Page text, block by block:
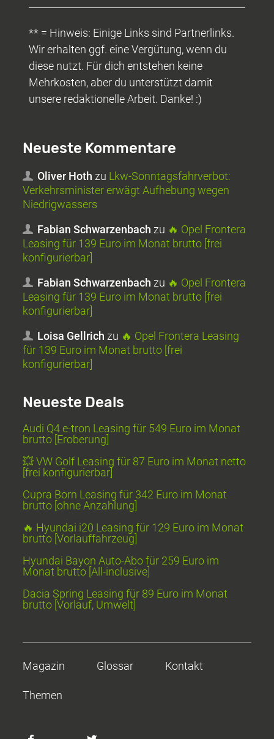
** = Hinweis: Einige Links sind Partnerlinks.
Wir erhalten ggf. eine Vergütung, wenn du
diese nutzt. Für dich entstehen keine
Mehrkosten, aber du unterstützt damit
unsere redaktionelle Arbeit. Danke! :)
Neueste Kommentare
Oliver Hoth zu Lkw-Sonntagsfahrverbot:
Verkehrsminister erwägt Aufhebung wegen
Niedrigwassers
Fabian Schwarzenbach zu 🔥 Opel Frontera
Leasing für 139 Euro im Monat brutto [frei
konfigurierbar]
Fabian Schwarzenbach zu 🔥 Opel Frontera
Leasing für 139 Euro im Monat brutto [frei
konfigurierbar]
Loisa Gellrich zu 🔥 Opel Frontera Leasing
für 139 Euro im Monat brutto [frei
konfigurierbar]
Neueste Deals
Audi Q4 e-tron Leasing für 549 Euro im Monat
brutto [Eroberung]
💥 VW Golf Leasing für 87 Euro im Monat netto
[frei konfigurierbar]
Cupra Born Leasing für 342 Euro im Monat
brutto [ohne Anzahlung]
🔥 Hyundai i20 Leasing für 129 Euro im Monat
brutto [Vorlauffahrzeug]
Hyundai Bayon Auto-Abo für 259 Euro im
Monat brutto [All-inclusive]
Dacia Spring Leasing für 89 Euro im Monat
brutto [Vorlauf, Umwelt]
Magazin Glossar Kontakt
Themen